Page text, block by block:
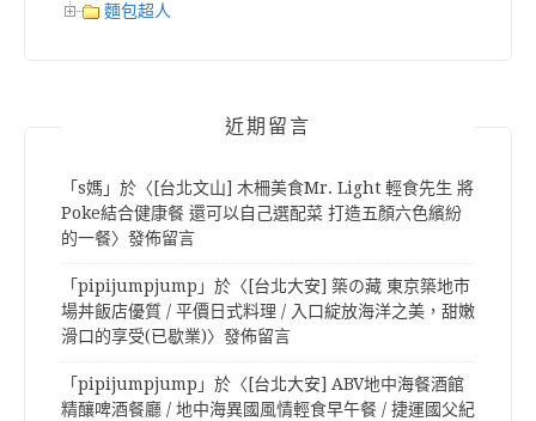
麵包超人
近期留言
「s媽 」於〈 [台北文山] 木柵美食Mr. Light 輕食先生 將
Poke結合健康餐 還可以自己選配菜 打造五顏六色繽紛
的一餐〉發佈留言
「pipijumpjump 」於〈 [台北大安] 築の藏 東京築地市
場丼飯店優質 / 平價日式料理 / 入口綻放海洋之美，甜嫩
滑口的享受(已歇業)〉發佈留言
「pipijumpjump 」於〈 [台北大安] ABV地中海餐酒館
精釀啤酒餐廳 / 地中海異國風情輕食早午餐 / 捷運國父紀